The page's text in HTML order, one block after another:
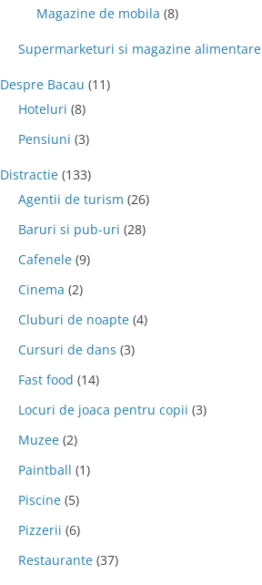
Magazine de mobila (8)
Supermarketuri si magazine alimentare
Despre Bacau (11)
Hoteluri (8)
Pensiuni (3)
Distractie (133)
Agentii de turism (26)
Baruri si pub-uri (28)
Cafenele (9)
Cinema (2)
Cluburi de noapte (4)
Cursuri de dans (3)
Fast food (14)
Locuri de joaca pentru copii (3)
Muzee (2)
Paintball (1)
Piscine (5)
Pizzerii (6)
Restaurante (37)